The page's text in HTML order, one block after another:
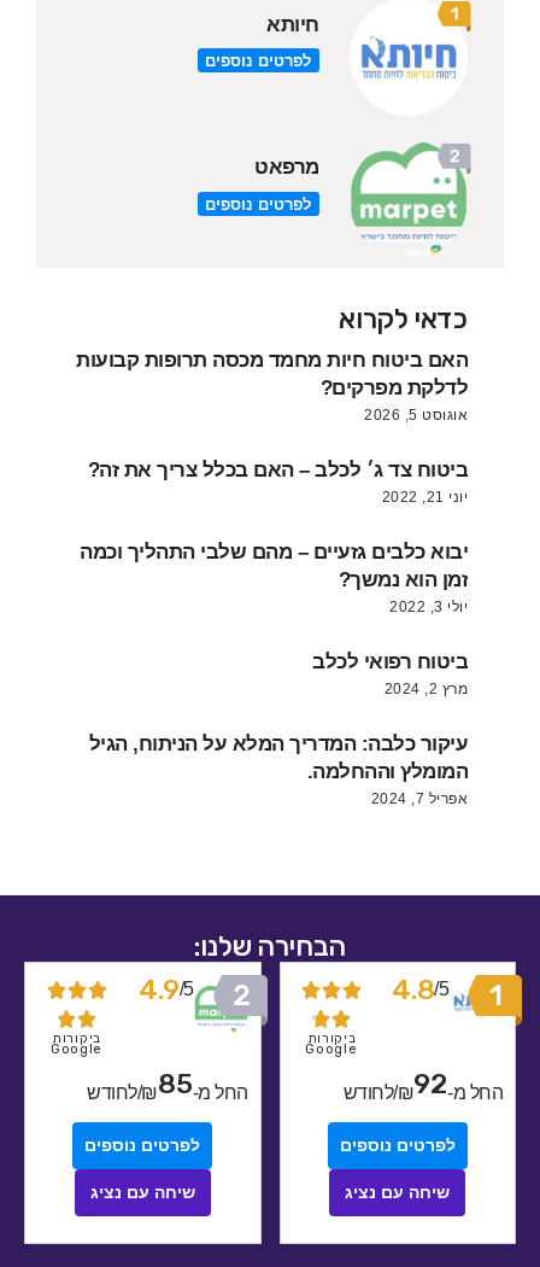
לפרטים נוספים
מרפאט
לפרטים נוספים
כדאי לקרוא
האם ביטוח חיות מחמד מכסה תרופות קבועות
לדלקת מפרקים?
ביטוח צד ג׳ לכלב – האם בכלל צריך את זה?
יבוא כלבים גזעיים – מהם שלבי התהליך וכמה
זמן הוא נמשך?
ביטוח רפואי לכלב
עיקור כלבה: המדריך המלא על הניתוח, הגיל
המומלץ וההחלמה.
הבחירה שלנו:
4.8



92₪/לחודש
לפרטים נוספים
שיחה עם נציג
4.9


85₪/לחודש
לפרטים נוספים
שיחה עם נציג